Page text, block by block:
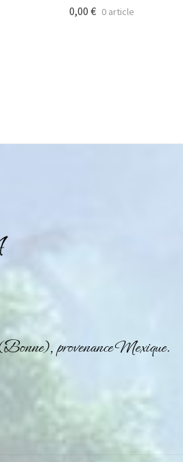
0,00 € 0 article
provenance Mexique.